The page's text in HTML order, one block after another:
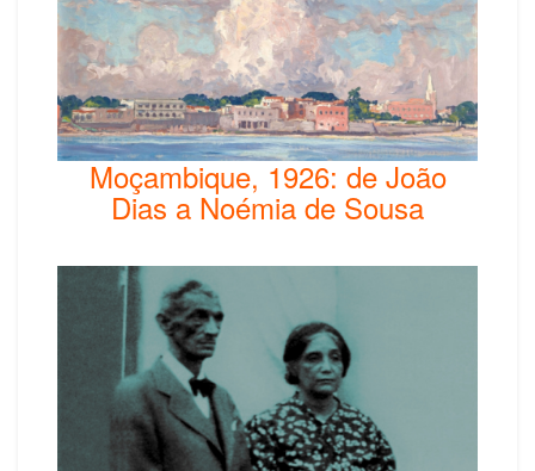
Moçambique, 1926: de João
Dias a Noémia de Sousa